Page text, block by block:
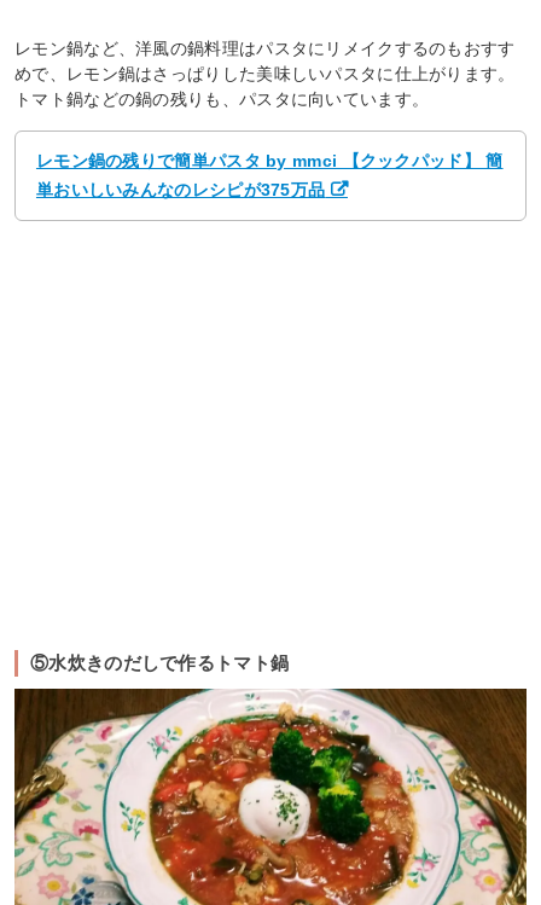
レモン鍋など、洋風の鍋料理はパスタにリメイクするのもおすす
めで、レモン鍋はさっぱりした美味しいパスタに仕上がります。
トマト鍋などの鍋の残りも、パスタに向いています。
レモン鍋の残りで簡単パスタ by mmci 【クックパッド】 簡
単おいしいみんなのレシピが375万品
⑤水炊きのだしで作るトマト鍋